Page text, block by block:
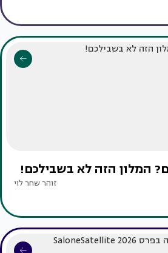
המלון הזה לא בשבילכם!
זוהר שחר לוי